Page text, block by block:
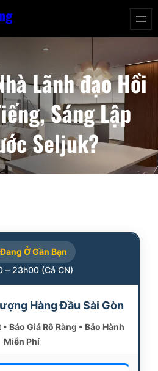
Lãnh đạo Hồi
Sáng Lập
Seljuk?
Ở Gần Bạn
– 23h00 (Cả CN)
Hàng Đầu Sài Gòn
Báo Giá Rõ Ràng • Bảo Hành
Miễn Phí